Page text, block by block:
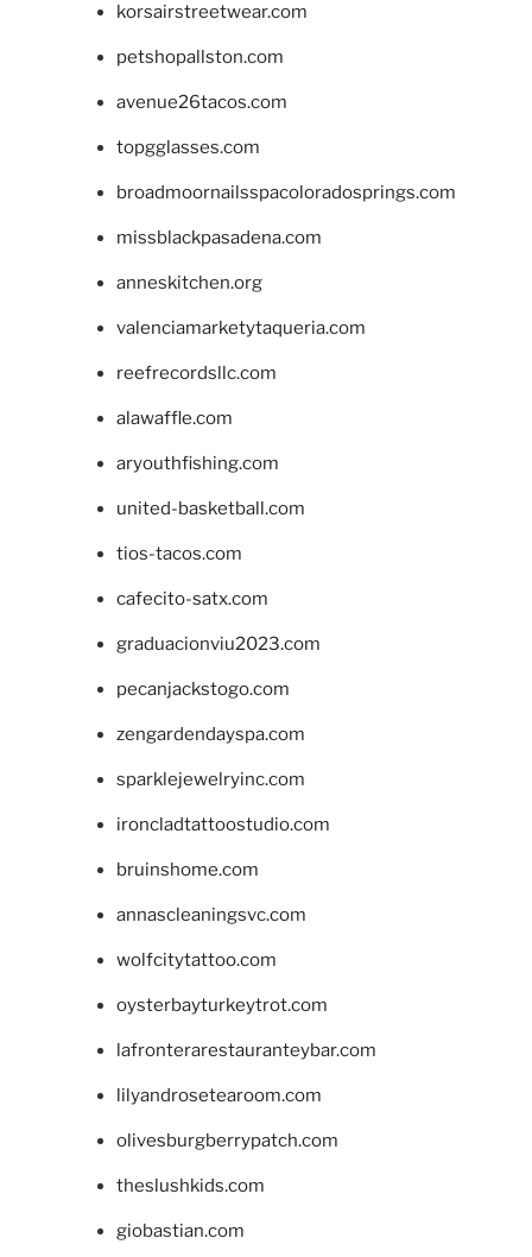
korsairstreetwear.com
petshopallston.com
avenue26tacos.com
topgglasses.com
broadmoornailsspacoloradosprings.com
missblackpasadena.com
anneskitchen.org
valenciamarketytaqueria.com
reefrecordsllc.com
alawaffle.com
aryouthfishing.com
united-basketball.com
tios-tacos.com
cafecito-satx.com
graduacionviu2023.com
pecanjackstogo.com
zengardendayspa.com
sparklejewelryinc.com
ironcladtattoostudio.com
bruinshome.com
annascleaningsvc.com
wolfcitytattoo.com
oysterbayturkeytrot.com
lafronterarestauranteybar.com
lilyandrosetearoom.com
olivesburgberrypatch.com
theslushkids.com
giobastian.com